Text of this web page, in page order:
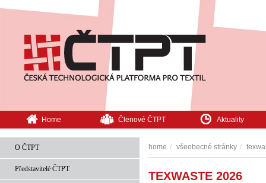
Home Členové ČTPT Aktuality
O ČTPT
Představitelé ČTPT
home všeobecné stránky
TEXWASTE 2026